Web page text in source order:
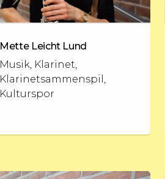
Mette Leicht Lund
Musik, Klarinet,
Klarinetsammenspil,
Kulturspor